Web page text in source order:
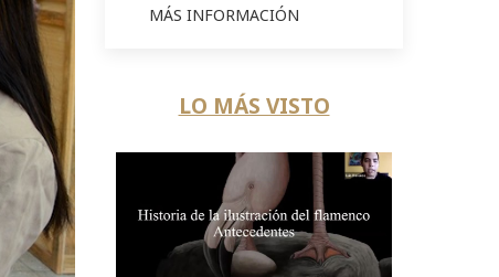
MÁS INFORMACIÓN
LO MÁS VISTO